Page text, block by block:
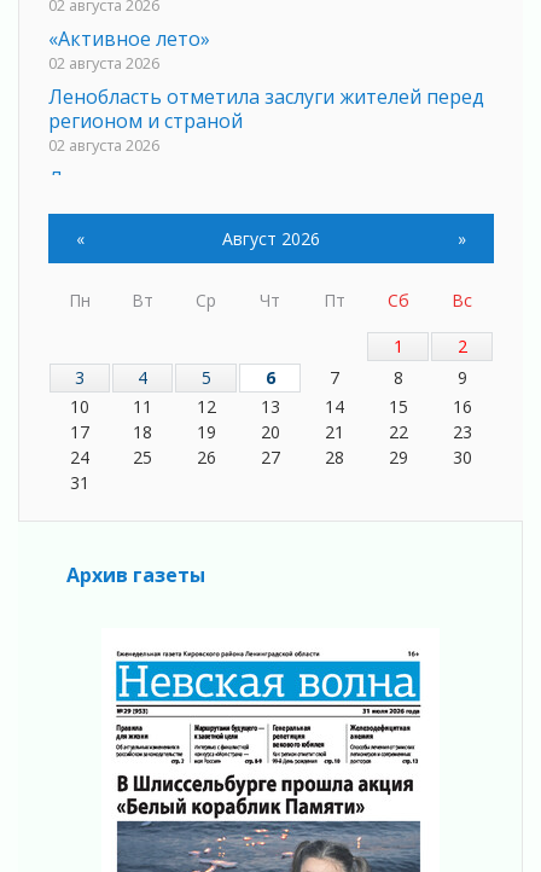
02 августа 2026
«Активное лето»
02 августа 2026
Ленобласть отметила заслуги жителей перед
регионом и страной
02 августа 2026
Ладога — не пруд
ПСК через Гослуслуги напомнит жителям
Ленинградской области о неоплаченных
02 августа 2026
Пропавшего подростка нашли в Кировском
районе Ленобласти
02 августа 2026
Жителям Ленобласти напомнили, как
действовать при укусе клеща
02 августа 2026
Готовность №1
Километровые столбы «Дороги жизни»
отправили на реставрацию
02 августа 2026
Ленобласть внедрила передовую подготовку
операторов БПЛА
02 августа 2026
В Ивангороде появилась «Избушка-
воробушка»
02 августа 2026
« Август 2026 »
Пн Вт Ср Чт Пт Сб
Вс
1
2
3
4 5 6 7 8
9
10
11 12 13 14 15
16
17
18 19 20 21 22
23
24
25 26 27 28 29
30
31
Архив газеты